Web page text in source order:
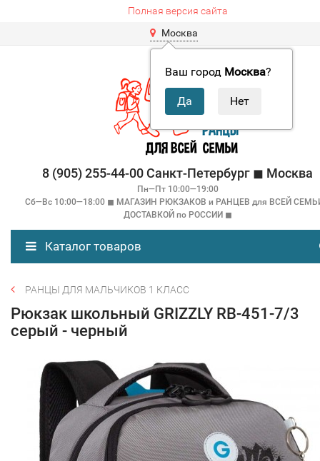
Полная версия сайта
Москва
Ваш город Москва?
8 (905) 255-44-00 Санкт-Петербург ◼ Москва
Пн—Пт 10:00—19:00
Сб—Вс 10:00—18:00 ◼ МАГАЗИН РЮКЗАКОВ и РАНЦЕВ для ВСЕЙ
ДОСТАВКОЙ по РОССИИ ◼
Каталог товаров
РАНЦЫ ДЛЯ МАЛЬЧИКОВ 1 КЛАСС
Рюкзак школьный GRIZZLY RB-451-7/3
серый - черный